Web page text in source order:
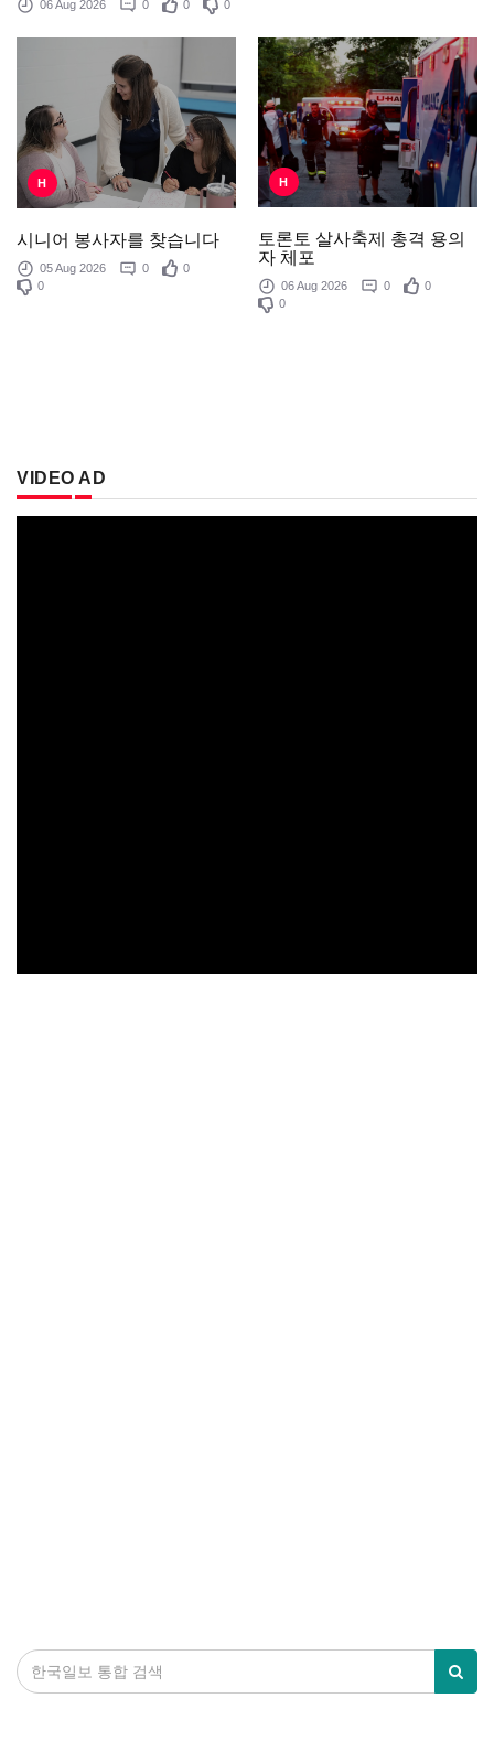
06 Aug 2026 0 0 0
H
시니어 봉사자를 찾습니다
05 Aug 2026 0
0
0
H
토론토 살사축제 총격 용의
자 체포
06 Aug 2026 0
0
0
VIDEO AD